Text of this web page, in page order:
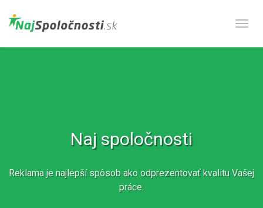
Naj spoločnosti
Reklama je najlepší spôsob ako odprezentovať kvalitu Vašej
práce.